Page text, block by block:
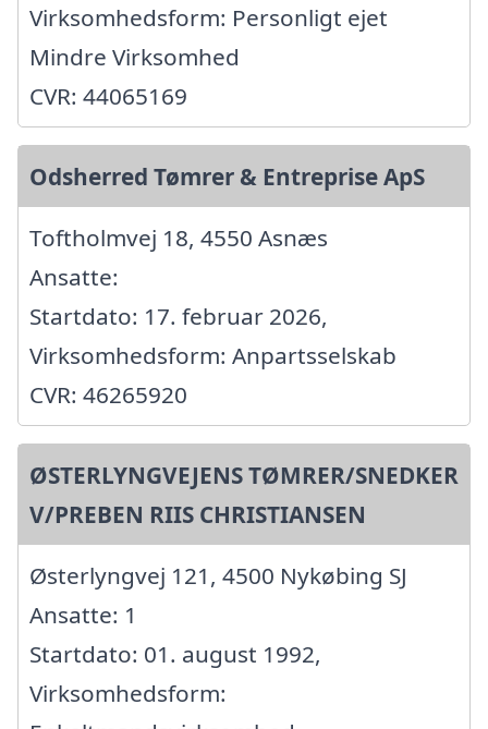
Virksomhedsform: Personligt ejet
Mindre Virksomhed
CVR: 44065169
Odsherred Tømrer & Entreprise ApS
Toftholmvej 18, 4550 Asnæs
Ansatte:
Startdato: 17. februar 2026,
Virksomhedsform: Anpartsselskab
CVR: 46265920
ØSTERLYNGVEJENS TØMRER/SNEDKER
V/PREBEN RIIS CHRISTIANSEN
Østerlyngvej 121, 4500 Nykøbing SJ
Ansatte: 1
Startdato: 01. august 1992,
Virksomhedsform: